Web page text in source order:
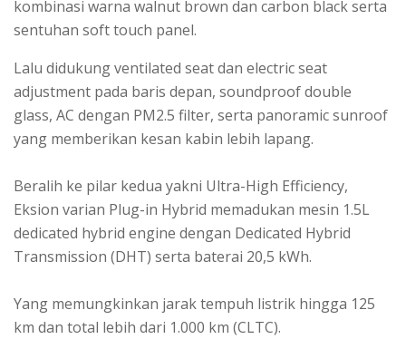
kombinasi warna walnut brown dan carbon black serta
sentuhan soft touch panel.
Lalu didukung ventilated seat dan electric seat
adjustment pada baris depan, soundproof double
glass, AC dengan PM2.5 filter, serta panoramic sunroof
yang memberikan kesan kabin lebih lapang.
Beralih ke pilar kedua yakni Ultra-High Efficiency,
Eksion varian Plug-in Hybrid memadukan mesin 1.5L
dedicated hybrid engine dengan Dedicated Hybrid
Transmission (DHT) serta baterai 20,5 kWh.
Yang memungkinkan jarak tempuh listrik hingga 125
km dan total lebih dari 1.000 km (CLTC).